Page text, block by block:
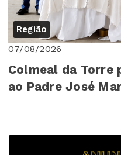
Região
07/08/2026
Colmeal da Torre
ao Padre José